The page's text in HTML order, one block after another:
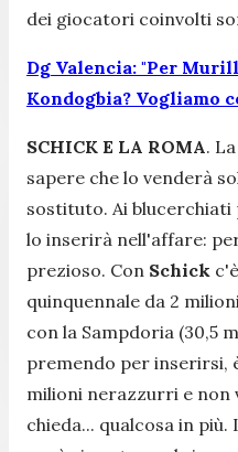
dei giocatori coinvolti
Dg Valencia: "Per
Kondogbia? Vogliamo
SCHICK E LA ROMA. La
sapere che lo venderà
sostituto. Ai
lo inserirà nell'affare:
prezioso. Con Schick
quinquennale da 2
con la Sampdoria (30,5
premendo per inserirsi,
milioni nerazzurri e non
chieda... qualcosa in